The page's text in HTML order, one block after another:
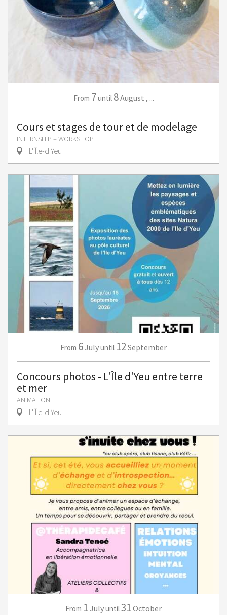
From 7until 8August , ...
Cours et stages de tour et de modelage
INTERNSHIP – WORKSHOP
L' Île-d'Yeu
From 6Julyuntil 12September
Concours photos - L'Île d'Yeu entre terre
et mer
ANIMATION
L' Île-d'Yeu
From 1Julyuntil31October